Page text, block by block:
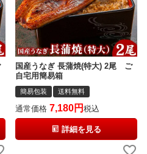
国産うなぎ 長蒲焼(特大) 2尾 ご
自宅用簡易箱
簡易包装 送料無料
通常価格 7,180 税込
詳細を見る